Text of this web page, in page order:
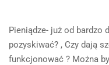
Pieniądze- już od bardzo
pozyskiwać? , Czy dają
funkcjonować ? Można